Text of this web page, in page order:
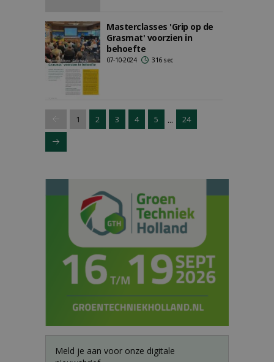
Masterclasses 'Grip op de
Grasmat' voorzien in
behoefte
07-10-2024 316 sec
1 2 3 4 5 ... 24
Meld je aan voor onze digitale